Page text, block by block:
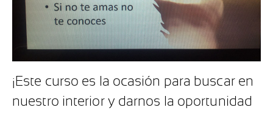
¡Este curso es la ocasión para buscar en
nuestro interior y darnos la oportunidad